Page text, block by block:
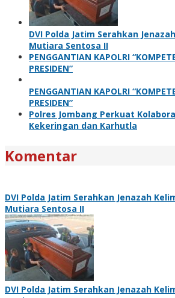
DVI Polda Jatim Serahkan
Mutiara Sentosa II
PENGGANTIAN KAPOLRI
PRESIDEN”
PENGGANTIAN KAPOLRI
PRESIDEN”
Polres Jombang Perkuat
Kekeringan dan Karhutla
Komentar
DVI Polda Jatim Serahkan Jenazah
Mutiara Sentosa II
DVI Polda Jatim Serahkan Jenazah